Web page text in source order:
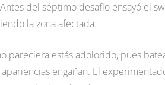
del séptimo desafío ensayó el
la zona afectada.
pareciera estás adolorido, pues
engañan. El